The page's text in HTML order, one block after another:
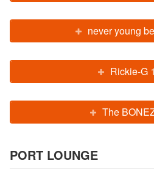
never young
Rickie-G
The
PORT LOUNGE